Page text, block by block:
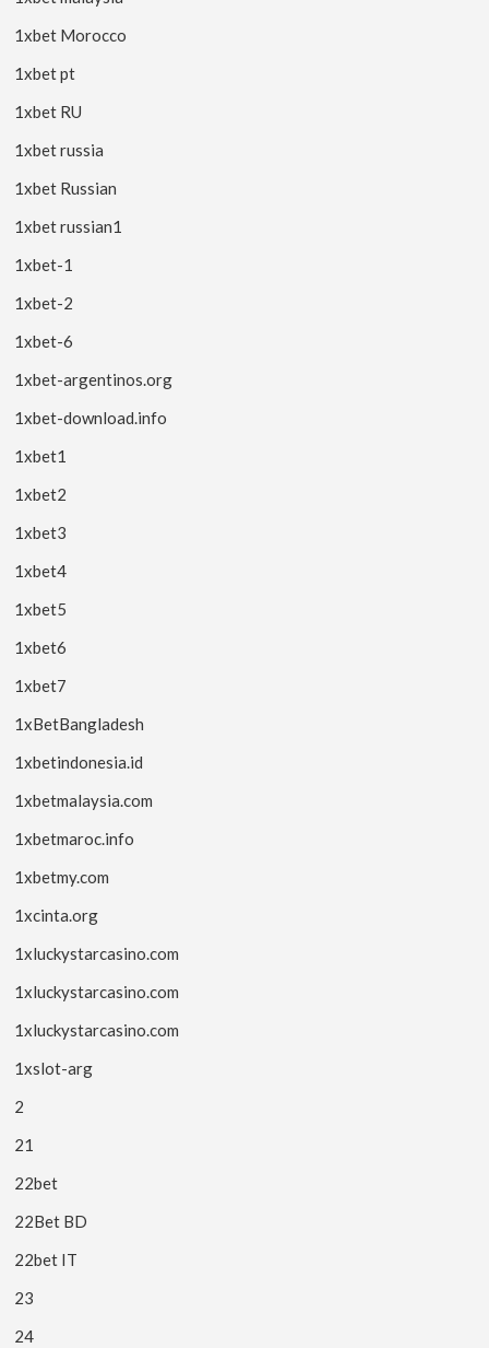
1xbet Morocco
1xbet pt
1xbet RU
1xbet russia
1xbet Russian
1xbet russian1
1xbet-1
1xbet-2
1xbet-6
1xbet-argentinos.org
1xbet-download.info
1xbet1
1xbet2
1xbet3
1xbet4
1xbet5
1xbet6
1xbet7
1xBetBangladesh
1xbetindonesia.id
1xbetmalaysia.com
1xbetmaroc.info
1xbetmy.com
1xcinta.org
1xluckystarcasino.com
1xluckystarcasino.com
1xluckystarcasino.com
1xslot-arg
2
21
22bet
22Bet BD
22bet IT
23
24